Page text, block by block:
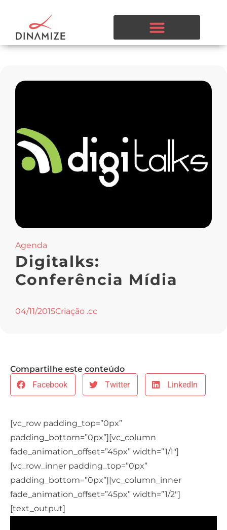
Agenda
Digitalks:
Conferência Mídia
04/11/2015Criação .cc
Compartilhe este conteúdo
Facebook
Twitter LinkedIn
[vc_row padding_top=”0px”
padding_bottom=”0px”][vc_column
fade_animation_offset=”45px” width=”1/1″]
[vc_row_inner padding_top=”0px”
padding_bottom=”0px”][vc_column_inner
fade_animation_offset=”45px” width=”1/2″]
[text_output]